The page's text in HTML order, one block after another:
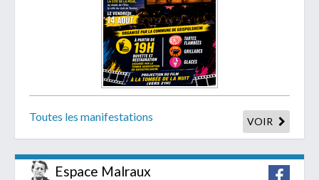
Toutes les manifestations VOIR
Espace Malraux